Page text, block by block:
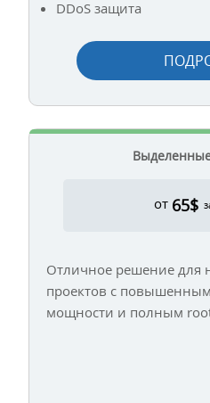
DDoS защита
от 65$
Отличное решение для
проектов с
мощности и полным